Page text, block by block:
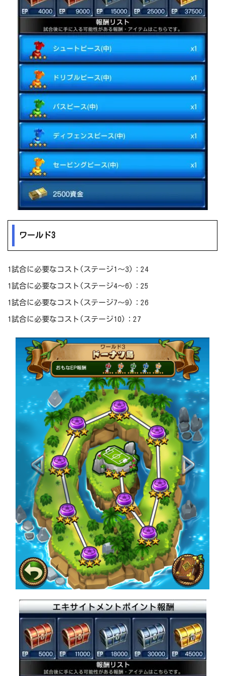
ワールド3
1試合に必要なコスト(ステージ1～3)：24
1試合に必要なコスト(ステージ4～6)：25
1試合に必要なコスト(ステージ7～9)：26
1試合に必要なコスト(ステージ10)：27